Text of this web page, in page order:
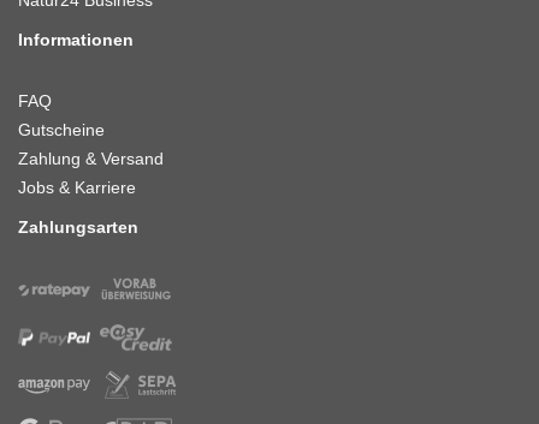
Informationen
FAQ
Gutscheine
Zahlung & Versand
Jobs & Karriere
Zahlungsarten